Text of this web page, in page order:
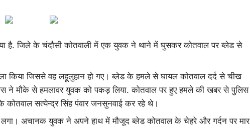
है. जिले के चंदौसी कोतवाली में एक युवक ने थाने में घुसकर कोतवाल पर ब्लेड से
किया जिससे वह लहूलुहान हो गए। ब्लेड के हमले से घायल कोतवाल दर्द से चीख
ने मौके से हमलावर युवक को पकड़ लिया. कोतवाल पर हुए हमले की खबर से पुलिस
कोतवाल सत्येन्द्र सिंह पंवार जनसुनवाई कर रहे थे।
अचानक युवक ने अपने हाथ में मौजूद ब्लेड कोतवाल के चेहरे और गर्दन पर मार